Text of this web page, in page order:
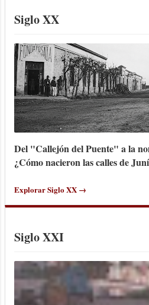
Siglo XX
Del "Callejón del Puente" a la
¿Cómo nacieron las calles de
Explorar Siglo XX →
Siglo XXI